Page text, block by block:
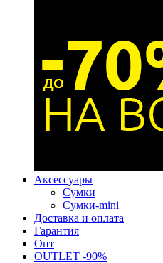
Аксессуары
Сумки
Сумки-mini
Доставка и оплата
Гарантия
Опт
OUTLET -90%